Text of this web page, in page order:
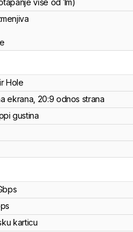
više od 1m)
Hole
ekrana , 20:9 odnos strana
gustina
karticu